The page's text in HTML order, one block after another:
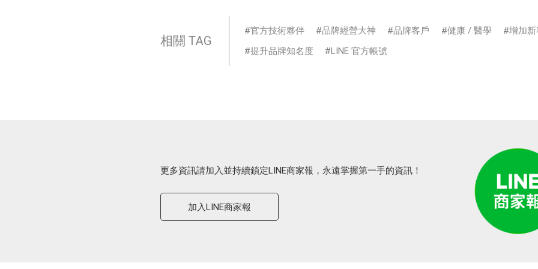
相關 TAG
官方技術夥伴 品牌經營大神 品牌客戶 健康 / 醫學
增加
提升品牌知名度
LINE 官方帳號
更多資訊請加入並持續鎖定LINE商家報，永遠掌握第一手的資訊！
加入LINE商家報